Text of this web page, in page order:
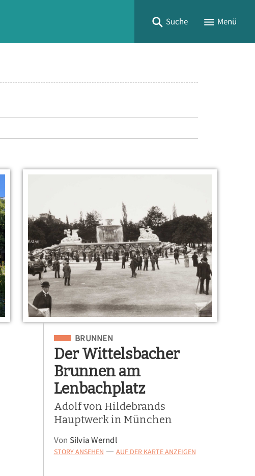
Suche Menü
Eingeordnet unter
BRUNNEN
Der Wittelsbacher
Brunnen am
Lenbachplatz
Adolf von Hildebrands
Hauptwerk in München
Von Silvia Werndl
STORY ANSEHEN — AUF DER KARTE ANZEIGEN